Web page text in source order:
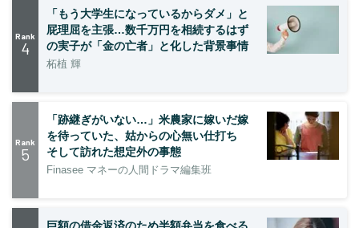
Rank
4
「もう大学生になっているからダメ」と
屁理屈を主張…数千万円を相続するはず
の実子が「金の亡者」と化した背景事情
柘植 輝
Rank
5
「跡継ぎがいない…」米農家に嫁いだ嫁
を待っていた、姑からの心無い仕打ち
そして訪れた想定外の事態
Finasee マネーの人間ドラマ編集班